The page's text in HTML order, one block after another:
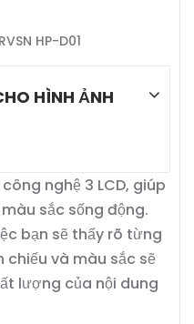
HP-D01
HÌNH ẢNH
công nghệ 3 LCD, giúp
sắc sống động.
bạn sẽ thấy rõ từng
và màu sắc sẽ
lượng của nội dung